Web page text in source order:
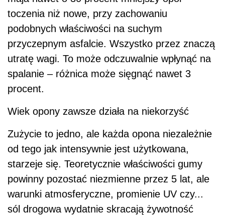
toczenia niż nowe, przy zachowaniu
podobnych właściwości na suchym
przyczepnym asfalcie. Wszystko przez znaczą
utratę wagi. To może odczuwalnie wpłynąć na
spalanie – różnica może sięgnąć nawet 3
procent.
Wiek opony zawsze działa na niekorzyść
Zużycie to jedno, ale każda opona niezależnie
od tego jak intensywnie jest użytkowana,
starzeje się. Teoretycznie właściwości gumy
powinny pozostać niezmienne przez 5 lat, ale
warunki atmosferyczne, promienie UV czy...
sól drogowa wydatnie skracają żywotność